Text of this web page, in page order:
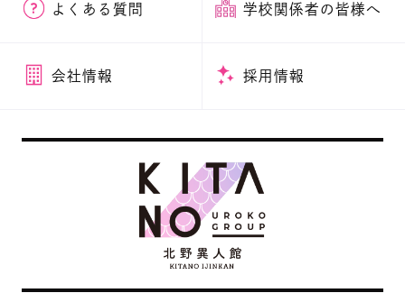
よくある質問 学校関係者の皆様へ
会社情報 採用情報